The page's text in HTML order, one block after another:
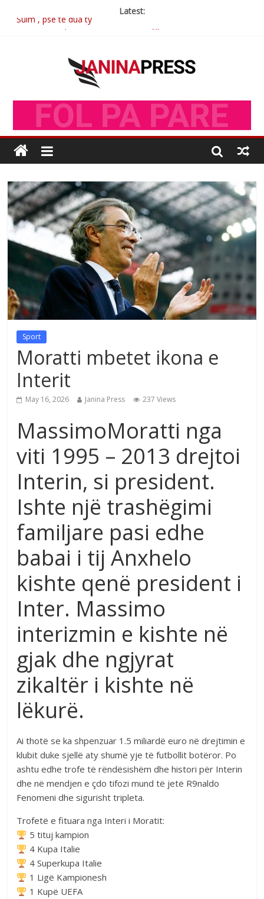
Latest:
Postim me vlera nga artistja e mirëfilltë Mimoza Gjoni
Brahim Çekaj njē veprimtar i respektuar i çeshtjës kombëtare
Sport
Moratti mbetet ikona e
Interit
May 16, 2026 Janina Press 237 Views
MassimoMoratti nga
viti 1995 – 2013 drejtoi
Interin, si president.
Ishte një trashëgimi
familjare pasi edhe
babai i tij Anxhelo
kishte qenë president i
Inter. Massimo
interizmin e kishte në
gjak dhe ngjyrat
zikaltër i kishte në
lëkurë.
Ai thotë se ka shpenzuar 1.5 miliardë euro në drejtimin e
klubit duke sjellë aty shumë yje të futbollit botëror. Po
ashtu edhe trofe të rëndësishëm dhe histori për Interin
dhe në mendjen e çdo tifozi mund të jetë R9naldo
Fenomeni dhe sigurisht tripleta.
Trofetë e fituara nga Interi i Moratit:
5 tituj kampion
4 Kupa Italie
4 Superkupa Italie
1 Ligë Kampionesh
1 Kupë UEFA